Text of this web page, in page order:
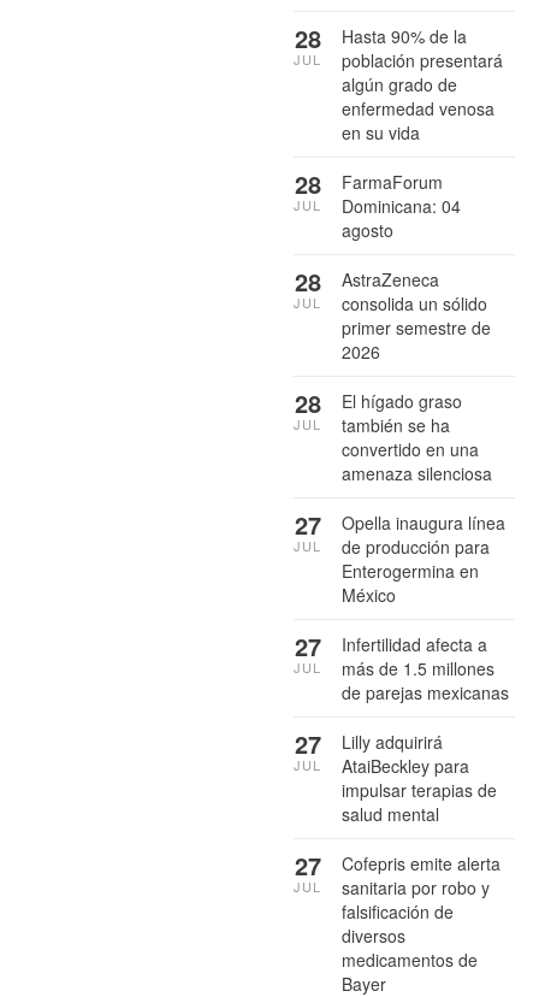
Hasta 90% de la
población presentará
algún grado de
enfermedad venosa
en su vida
28
JUL
FarmaForum
Dominicana: 04
agosto
28
JUL
AstraZeneca
consolida un sólido
primer semestre de
2026
28
JUL
El hígado graso
también se ha
convertido en una
amenaza silenciosa
28
JUL
Opella inaugura línea
de producción para
Enterogermina en
México
27
JUL
Infertilidad afecta a
más de 1.5 millones
de parejas mexicanas
27
JUL
Lilly adquirirá
AtaiBeckley para
impulsar terapias de
salud mental
27
JUL
Cofepris emite alerta
sanitaria por robo y
falsificación de
diversos
medicamentos de
Bayer
27
JUL